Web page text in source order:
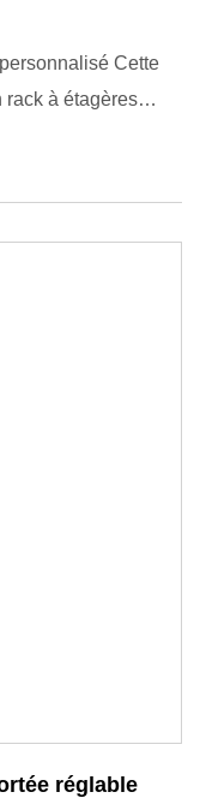
Cette
rack à étagères
réglable